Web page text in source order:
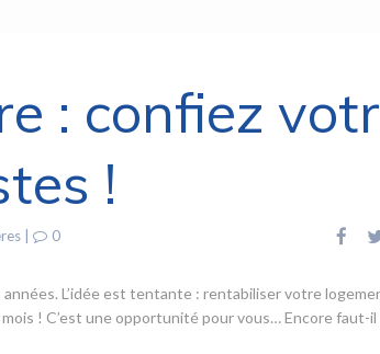
: confiez
!
0
L’idée est tentante : rentabiliser votre
! C’est une opportunité pour vous… Encore faut-il